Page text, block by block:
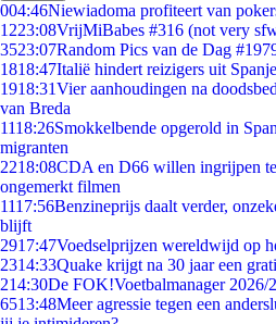
004:46Niewiadoma profiteert van
1223:08VrijMiBabes #316 (not very
3523:07Random Pics van de Dag
1818:47Italië hindert reizigers uit
1918:31Vier aanhoudingen na
van Breda
1118:26Smokkelbende opgerold in
migranten
2218:08CDA en D66 willen ingrijpen
ongemerkt filmen
1117:56Benzineprijs daalt verder,
blijft
2917:47Voedselprijzen wereldwijd op
2314:33Quake krijgt na 30 jaar een
214:30De FOK!Voetbalmanager 2026/
6513:48Meer agressie tegen een